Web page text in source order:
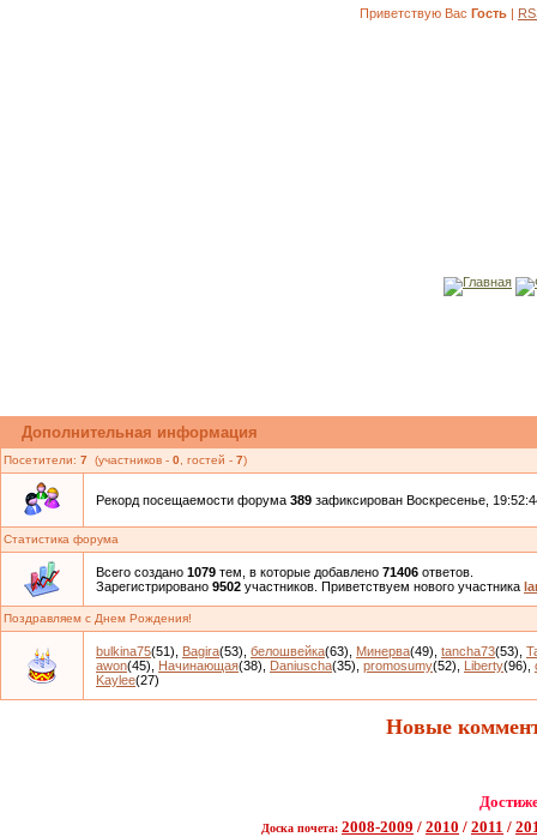
Приветствую Вас Гость |
Главная
Дополнительная информация
Посетители: 7 (участников - 0 , гостей - 7)
Рекорд посещаемости форума 389 зафиксирован Воскресенье,
Статистика форума
Всего создано 1079 тем, в которые добавлено 71406 ответов.
Зарегистрировано 9502 участников. Приветствуем нового участника
Поздравляем с Днем Рождения!
bulkina75(51) Bagira(53) белошвейка(63) Минерва(49) tancha73(53)
awon(45) Начинающая(38) Daniuscha(35) promosumy(52) Liberty(96)
Kaylee(27)
Новые
Доска почета: 2008-2009 / 2010 / 2011 /